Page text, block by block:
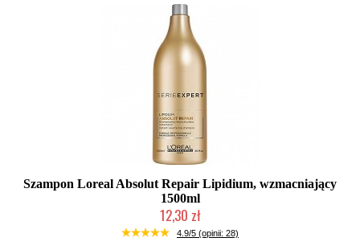
Szampon Loreal Absolut Repair Lipidium, wzmacniający
1500ml
12,30 zł
Produkt wycofany
4.9/5 (opinii: 28)